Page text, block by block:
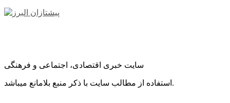
سایت خبری اقتصادی، اجتماعی و فرهنگی
استفاده از مطالب سایت با ذکر منبع بلامانع میباشد.